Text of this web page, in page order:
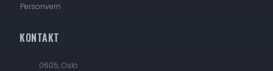
Personvern
KONTAKT
0605, Oslo